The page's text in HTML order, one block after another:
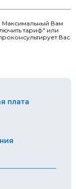
Максимальный Вам
тариф" или
Вас
плата